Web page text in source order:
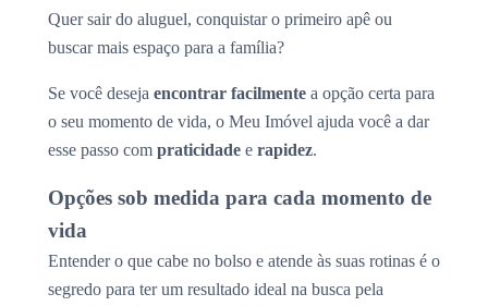
Quer sair do aluguel, conquistar o primeiro apê ou
buscar mais espaço para a família?
Se você deseja encontrar facilmente a opção certa para
o seu momento de vida, o Meu Imóvel ajuda você a dar
esse passo com praticidade e rapidez.
Opções sob medida para cada momento de
vida
Entender o que cabe no bolso e atende às suas rotinas é o
segredo para ter um resultado ideal na busca pela